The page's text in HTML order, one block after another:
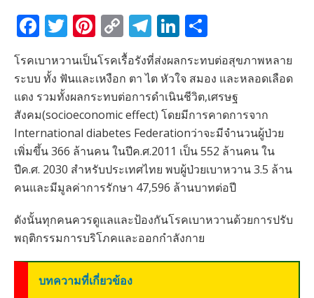
Facebook
Twitter
Pinterest
Copy
Link
Telegram
LinkedIn
โรคเบาหวานเป็นโรคเรื้อรังที่ส่งผลกระทบต่อสุขภาพหลาย
ระบบ ทั้ง ฟันและเหงือก ตา ไต หัวใจ สมอง และหลอดเลือด
แดง รวมทั้งผลกระทบต่อการดำเนินชีวิต,เศรษฐ
สังคม(socioeconomic effect) โดยมีการคาดการจาก
International diabetes Federationว่าจะมีจำนวนผู้ป่วย
เพิ่มขึ้น 366 ล้านคน ในปีค.ศ.2011 เป็น 552 ล้านคน ใน
ปีค.ศ. 2030 สำหรับประเทศไทย พบผู้ป่วยเบาหวาน 3.5 ล้าน
คนและมีมูลค่าการรักษา 47,596 ล้านบาทต่อปี
ดังนั้นทุกคนควรดูแลและป้องกันโรคเบาหวานด้วยการปรับ
พฤติกรรมการบริโภคและออกกำลังกาย
บทความที่เกี่ยวข้อง